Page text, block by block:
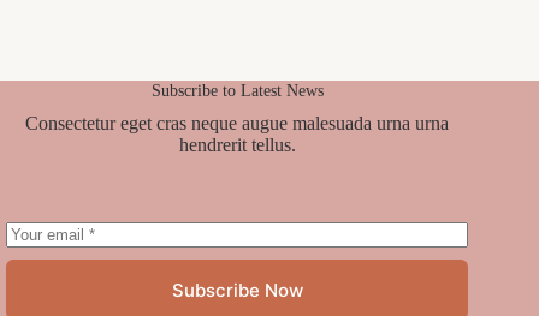
Subscribe to Latest News
Consectetur eget cras neque augue malesuada urna urna
hendrerit tellus.
Subscribe Now